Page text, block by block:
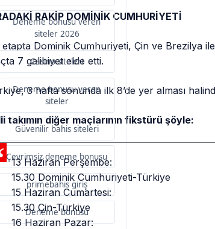
Deneme bonusu veren
siteler 2026
Casino siteleri
Deneme bonusu veren
siteler
Güvenilir bahis siteleri
Çevrimsiz deneme bonusu
primebahis giriş
Deneme bonusu
RAKİP DOMİNİK CUMHURİYETİ
etapta Dominik Cumhuriyeti, Çin ve Brezilya
7 galibiyet elde etti.
3 hafta sonunda ilk 8’de yer alması
takımın diğer maçlarının fikstürü şöyle:
13 Haziran Perşembe:
15.30 Dominik Cumhuriyeti-Türkiye
15 Haziran Cumartesi:
15.30 Çin-Türkiye
16 Haziran Pazar: